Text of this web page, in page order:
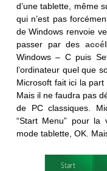
d’une tablette, même
qui n’est pas
de Windows renvoie
passer par des
Windows – C puis
l’ordinateur quel que
Microsoft fait ici la part
Mais il ne faudra pas
de PC classiques.
“Start Menu” pour la
mode tablette, OK.